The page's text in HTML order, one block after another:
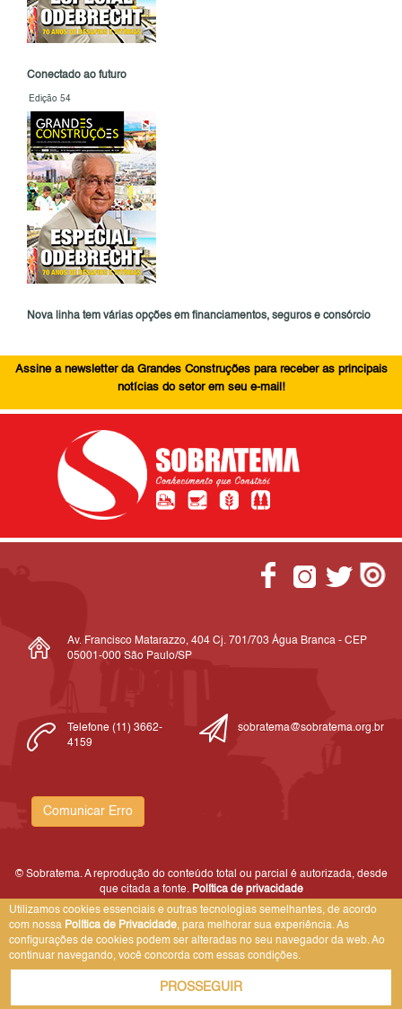
Conectado ao futuro
Edição 54
Nova linha tem várias opções em financiamentos, seguros e consórcio
Assine a newsletter da Grandes Construções para receber as principais
notícias do setor em seu e-mail!
Av. Francisco Matarazzo, 404 Cj. 701/703 Água Branca - CEP
05001-000 São Paulo/SP
Telefone (11) 3662-
4159
sobratema@sobratema.org.br
Comunicar Erro
© Sobratema. A reprodução do conteúdo total ou parcial é autorizada, desde
que citada a fonte. Política de privacidade
Utilizamos cookies essenciais e outras tecnologias semelhantes, de acordo
com nossa Política de Privacidade, para melhorar sua experiência. As
configurações de cookies podem ser alteradas no seu navegador da web. Ao
continuar navegando, você concorda com essas condições.
PROSSEGUIR